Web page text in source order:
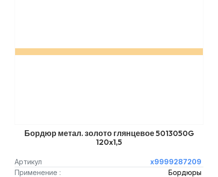
Бордюр метал. золото глянцевое 5013050G
120x1,5
Артикул
х9999287209
Применение :
Бордюры